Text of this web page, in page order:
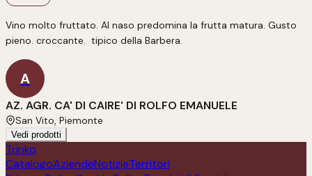
Vino molto fruttato. Al naso predomina la frutta matura. Gusto
pieno. croccante.  tipico della Barbera.
A
AZ. AGR. CA' DI CAIRE' DI ROLFO EMANUELE
San Vito, Piemonte
Vedi prodotti
Trinko
CatalogoAziendeNotizieTerritori